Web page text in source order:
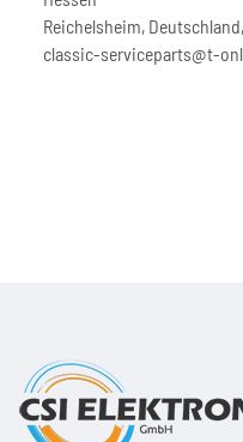
Reichelsheim,
classic-serviceparts@t-